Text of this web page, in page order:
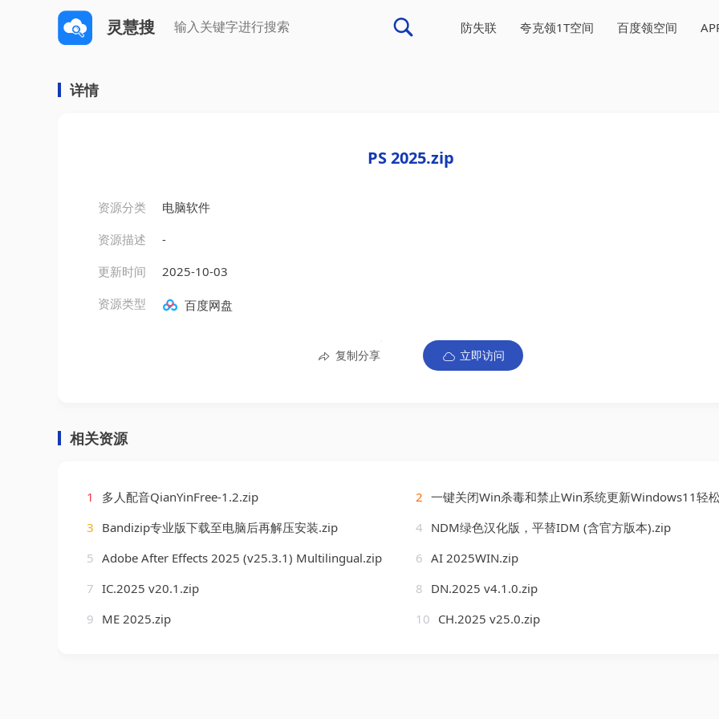
灵慧搜 防失联 夸克领1T空间 百度领空间
详情
PS 2025.zip
资源分类
电脑软件
资源描述
-
更新时间
2025-10-03
资源类型
百度网盘
复制分享 立即访问
相关资源
1 多人配音QianYinFree-1.2.zip 2 一键关闭Win杀毒和禁止Win系统更新Windows11轻松设置
3 Bandizip专业版下载至电脑后再解压安装.zip 4 NDM绿色汉化版，平替IDM (含官方版本).zip
5 Adobe After Effects 2025 (v25.3.1) Multilingual.zip 6 AI 2025WIN.zip
7 IC.2025 v20.1.zip 8 DN.2025 v4.1.0.zip
9 ME 2025.zip 10 CH.2025 v25.0.zip